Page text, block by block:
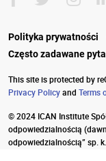
Polityka prywatności
Często zadawane
This site is protected by
Privacy Policyand Terms
© 2024 ICAN Institute
odpowiedzialnością
odpowiedzialnością” sp.